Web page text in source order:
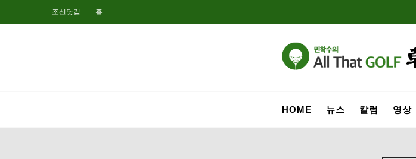
조선닷컴 홈
HOME 뉴스 칼럼 영상